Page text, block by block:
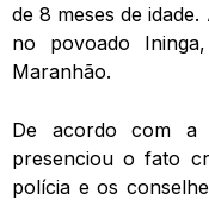
de 8 meses de
no povoado
Maranhão.
De acordo com a
presenciou o fato
polícia e os